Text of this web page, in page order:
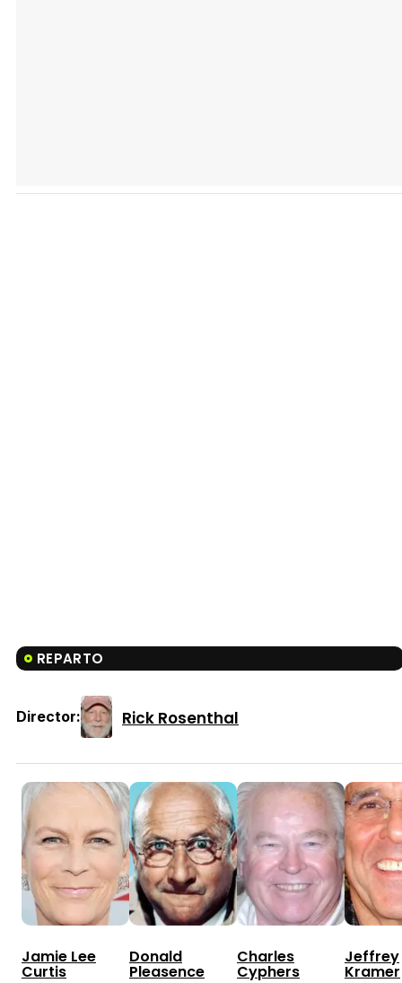
REPARTO
Director: Rick Rosenthal
Jamie Lee
Curtis
Donald
Pleasence
Charles
Cyphers
Jeffrey
Kramer